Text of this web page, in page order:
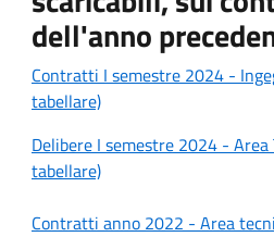
dell'anno
Contratti I semestre 2024 -
tabellare)
Delibere I semestre 2024 - Area
tabellare)
Contratti anno 2022 - Area